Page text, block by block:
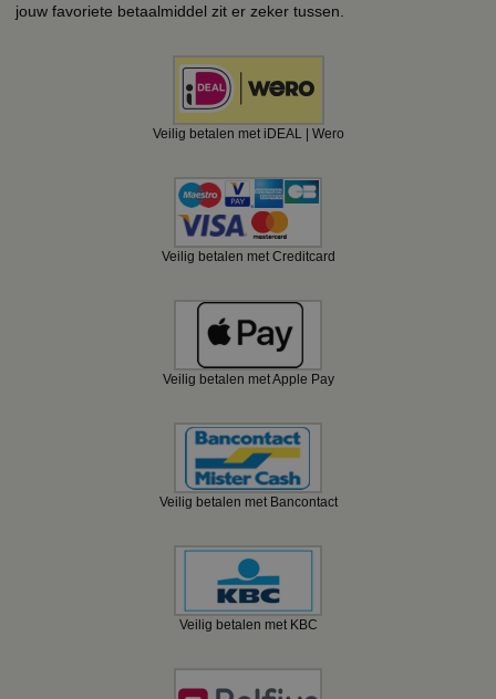
jouw favoriete betaalmiddel zit er zeker tussen.
Veilig betalen met iDEAL | Wero
Veilig betalen met Creditcard
Veilig betalen met Apple Pay
Veilig betalen met Bancontact
Veilig betalen met KBC